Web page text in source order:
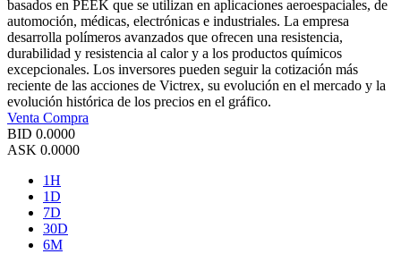
basados en PEEK que se utilizan en aplicaciones aeroespaciales, de
automoción, médicas, electrónicas e industriales. La empresa
desarrolla polímeros avanzados que ofrecen una resistencia,
durabilidad y resistencia al calor y a los productos químicos
excepcionales. Los inversores pueden seguir la cotización más
reciente de las acciones de Victrex, su evolución en el mercado y la
evolución histórica de los precios en el gráfico.
Venta Compra
BID 0.0000
ASK 0.0000
1H
1D
7D
30D
6M